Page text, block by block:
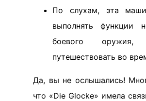
По слухам, эта
выполнять функции
боевого
путешествовать во
Да, вы не ослышались!
что «Die Glocke» имела